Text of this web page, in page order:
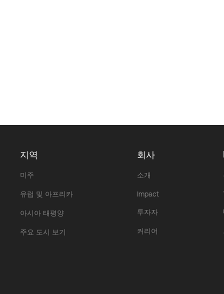
지역
미주
유럽 및 아프리카
아시아 태평양
주요 도시 보기
회사
소개
Impact
투자자
커리어